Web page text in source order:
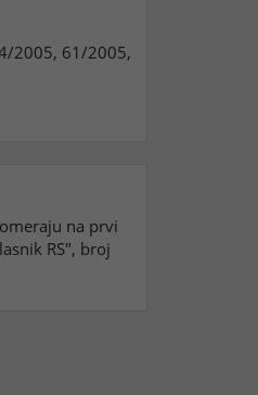
2005, 61/2005,
na prvi
RS", broj